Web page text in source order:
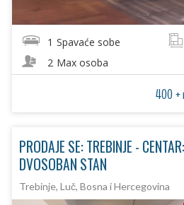
1 Spavaće sobe
2 Max osoba
400 +
PRODAJE SE: TREBINJE -
DVOSOBAN STAN
Trebinje, Luč, Bosna i Hercegovina